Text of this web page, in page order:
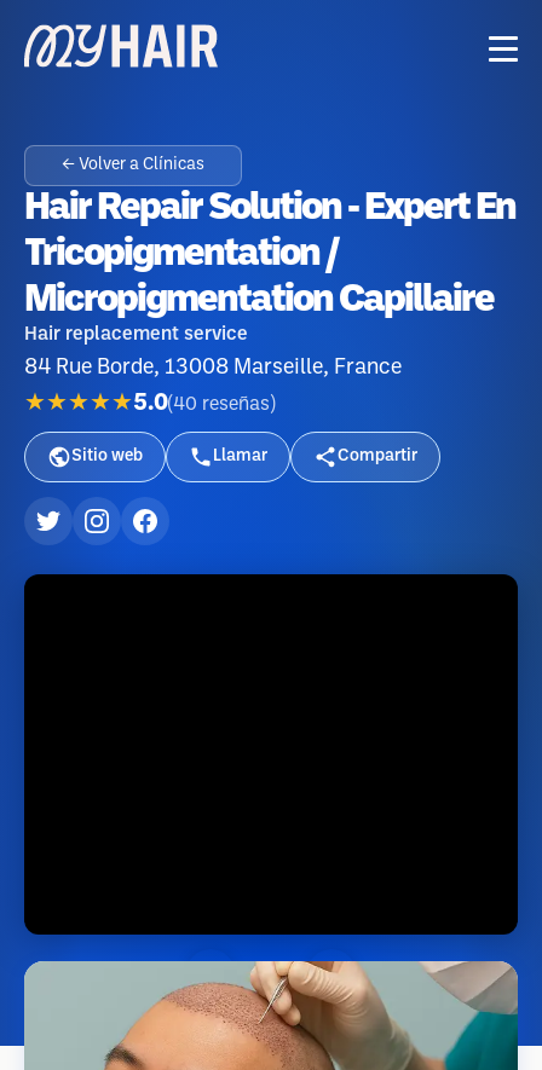
← Volver a Clínicas
Hair Repair Solution - Expert En
Tricopigmentation /
Micropigmentation Capillaire
Hair replacement service
84 Rue Borde, 13008 Marseille, France
★★★★★5.0(40 reseñas )
Sitio web Llamar Compartir